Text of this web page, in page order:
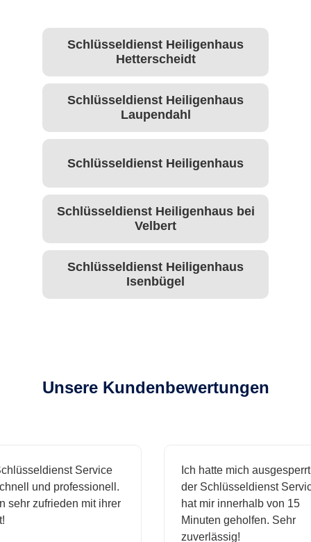
Schlüsseldienst Heiligenhaus
Hetterscheidt
Schlüsseldienst Heiligenhaus
Laupendahl
Schlüsseldienst Heiligenhaus
Schlüsseldienst Heiligenhaus bei
Velbert
Schlüsseldienst Heiligenhaus
Isenbügel
Unsere Kundenbewertungen
Service
und professionell.
zufrieden mit ihrer
Ich hatte mich ausgesperrt
der Schlüsseldienst Service
hat mir innerhalb von 15
Minuten geholfen. Sehr
zuverlässig!